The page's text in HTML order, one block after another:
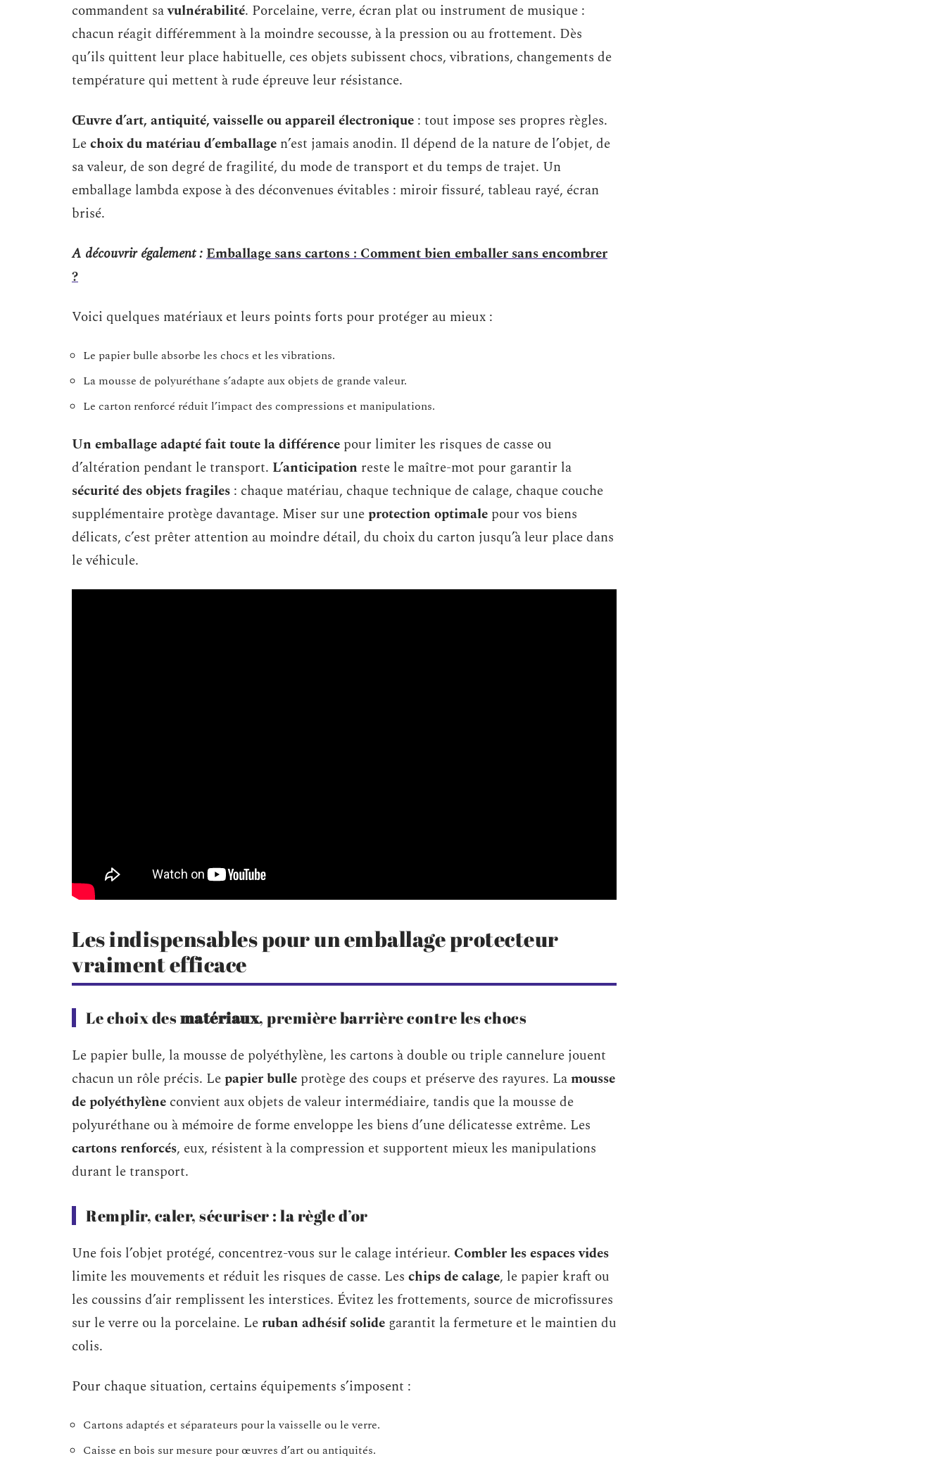
commandent savulnérabilité. Porcelaine, verre, écran plat ou instrument de musique :
chacun réagit différemment à la moindre secousse, à la pression ou au frottement. Dès
qu’ils quittent leur place habituelle, ces objets subissent chocs, vibrations, changements de
température qui mettent à rude épreuve leur résistance.
Œuvre d’art, antiquité, vaisselle ou appareil électronique : tout impose ses propres règles.
Lechoix du matériau d’emballage n’est jamais anodin. Il dépend de la nature de l’objet, de
sa valeur, de son degré de fragilité, du mode de transport et du temps de trajet. Un
emballage lambda expose à des déconvenues évitables : miroir fissuré, tableau rayé, écran
brisé.
A découvrir également :Emballage sans cartons : Comment bien emballer sans encombrer
?
Voici quelques matériaux et leurs points forts pour protéger au mieux :
Le papier bulle absorbe les chocs et les vibrations.
La mousse de polyuréthane s’adapte aux objets de grande valeur.
Le carton renforcé réduit l’impact des compressions et manipulations.
Un emballage adapté fait toute la différence pour limiter les risques de casse ou
d’altération pendant le transport. L’anticipation reste le maître-mot pour garantir la
sécurité des objets fragiles : chaque matériau, chaque technique de calage, chaque couche
supplémentaire protège davantage. Miser sur uneprotection optimale pour vos biens
délicats, c’est prêter attention au moindre détail, du choix du carton jusqu’à leur place dans
le véhicule.
Les indispensables pour un emballage protecteur
vraiment efficace
Le choix des matériaux, première barrière contre les chocs
Le papier bulle, la mousse de polyéthylène, les cartons à double ou triple cannelure jouent
chacun un rôle précis. Lepapier bulle protège des coups et préserve des rayures. Lamousse
de polyéthylène convient aux objets de valeur intermédiaire, tandis que la mousse de
polyuréthane ou à mémoire de forme enveloppe les biens d’une délicatesse extrême. Les
cartons renforcés, eux, résistent à la compression et supportent mieux les manipulations
durant le transport.
Remplir, caler, sécuriser : la règle d’or
Une fois l’objet protégé, concentrez-vous sur le calage intérieur. Combler les espaces vides
limite les mouvements et réduit les risques de casse. Les chips de calage, le papier kraft ou
les coussins d’air remplissent les interstices. Évitez les frottements, source de microfissures
sur le verre ou la porcelaine. Leruban adhésif solide garantit la fermeture et le maintien du
colis.
Pour chaque situation, certains équipements s’imposent :
Cartons adaptés et séparateurs pour la vaisselle ou le verre.
Caisse en bois sur mesure pour œuvres d’art ou antiquités.